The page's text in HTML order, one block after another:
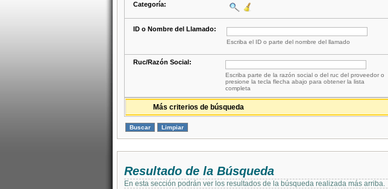
Categoría:
ID o Nombre del Llamado:
Escriba el ID o parte del nombre del llamado
Ruc/Razón Social:
Escriba parte de la razón social o del ruc del proveedor o
presione la tecla flecha abajo para obtener la lista
completa
Más criterios de búsqueda
Resultado de la Búsqueda
En esta sección podrán ver los resultados de la búsqueda realizada más arriba.